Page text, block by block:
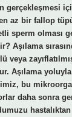
gerçekleşmesi
az bir fallop
sperm olması
Aşılama
veya
Aşılama
bu
daha sonra